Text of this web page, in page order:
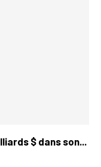
$ dans son...